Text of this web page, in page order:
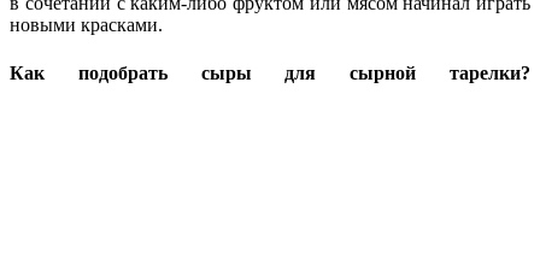
новыми красками.
Как подобрать сыры для сырной тарелки?